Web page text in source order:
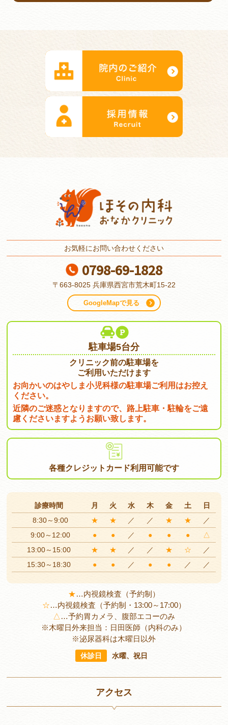
お気軽にお問い合わせください
0798-69-1828
〒663-8025 兵庫県西宮市荒木町15-22
GoogleMapで見る
駐車場5台分
クリニック前の駐車場を
ご利用いただけます
お向かいのはやしま小児科様の駐車場ご利用はお控え
ください。
近隣のご迷惑となりますので、路上駐車・駐輪をご遠
慮くださいますようお願い致します。
各種クレジットカード利用可能です
診療時間 月 火 水 木 金 土
日
8:30～9:00
★ ★ ／ ／ ★ ★
／
9:00～12:00
● ● ／ ● ● ●
△
13:00～15:00
★ ★ ／ ／ ★ ☆
／
15:30～18:30
● ● ／ ● ● ／ ／
★…内視鏡検査（予約制）
☆…内視鏡検査（予約制・13:00～17:00）
△ …予約胃カメラ、腹部エコーのみ
※木曜日外来担当：日田医師（内科のみ）
※泌尿器科は木曜日以外
休診日 水曜、祝日
アクセス